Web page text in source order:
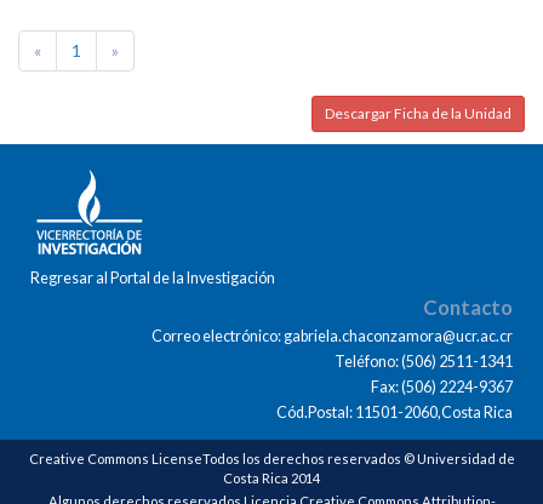
« 1 »
Descargar Ficha de la Unidad
Regresar al Portal de la Investigación
Contacto
Correo electrónico: gabriela.chaconzamora@ucr.ac.cr
Teléfono: (506) 2511-1341
Fax: (506) 2224-9367
Cód.Postal: 11501-2060,Costa Rica
Creative Commons LicenseTodos los derechos reservados © Universidad de
Costa Rica 2014